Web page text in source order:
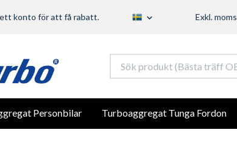
konto för att få rabatt. Exkl. moms
Personbilar Turboaggregat Tunga Fordon